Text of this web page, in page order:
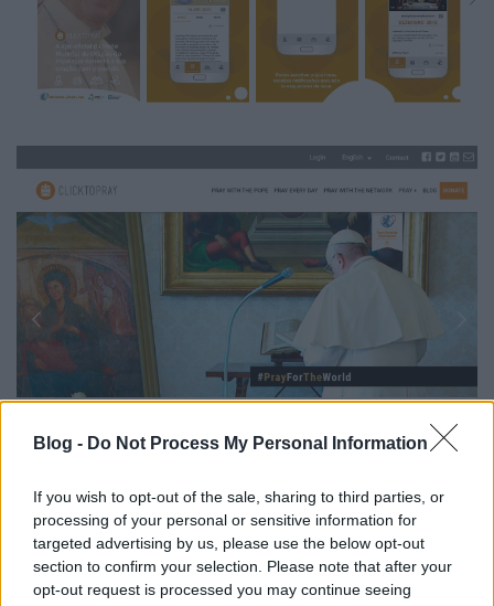
Blog - Do Not Process My Personal Information
If you wish to opt-out of the sale, sharing to third parties, or
processing of your personal or sensitive information for
targeted advertising by us, please use the below opt-out
section to confirm your selection. Please note that after your
opt-out request is processed you may continue seeing
XVI. Benedek pápa idején indult el a@Pontifex
Twitter fiók, ami angolul, spanyolul, olaszul,
portugálul, franciául, lengyelül, latinul, németül és
arab nyelven is követhető. Minden felsorolt
nyelvterülethez készült egy külön fiók. Jelenleg az
angol nyelvű Twitter profilt 18,7 millióan követik és
szinte minden nap kikerül egy újabb Tweet . Ha az